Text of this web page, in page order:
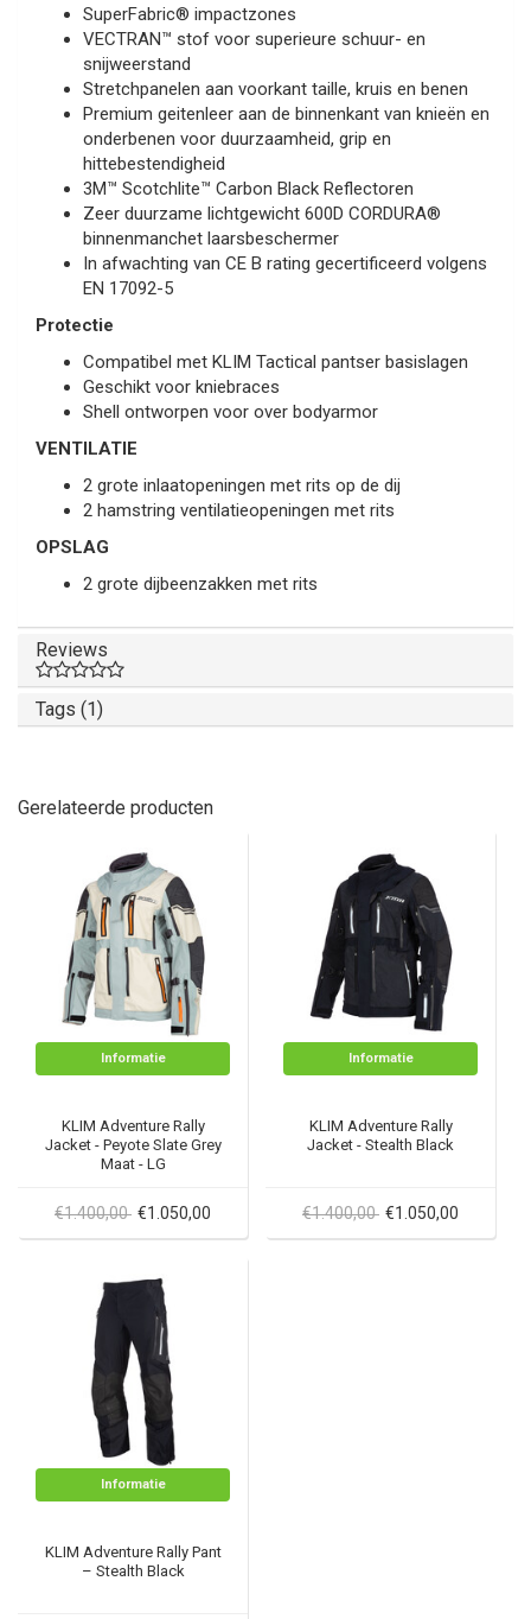
SuperFabric® impactzones
VECTRAN™ stof voor superieure schuur- en
snijweerstand
Stretchpanelen aan voorkant taille, kruis en benen
Premium geitenleer aan de binnenkant van knieën en
onderbenen voor duurzaamheid, grip en
hittebestendigheid
3M™ Scotchlite™ Carbon Black Reflectoren
Zeer duurzame lichtgewicht 600D CORDURA®
binnenmanchet laarsbeschermer
In afwachting van CE B rating gecertificeerd volgens
EN 17092-5
Protectie
Compatibel met KLIM Tactical pantser basislagen
Geschikt voor kniebraces
Shell ontworpen voor over bodyarmor
VENTILATIE
2 grote inlaatopeningen met rits op de dij
2 hamstring ventilatieopeningen met rits
OPSLAG
2 grote dijbeenzakken met rits
Reviews
Tags (1)
Gerelateerde producten
Informatie
KLIM Adventure Rally
Jacket - Peyote Slate Grey
Maat - LG
€1.400,00 €1.050,00
Informatie
KLIM Adventure Rally
Jacket - Stealth Black
€1.400,00 €1.050,00
Informatie
KLIM Adventure Rally Pant
– Stealth Black